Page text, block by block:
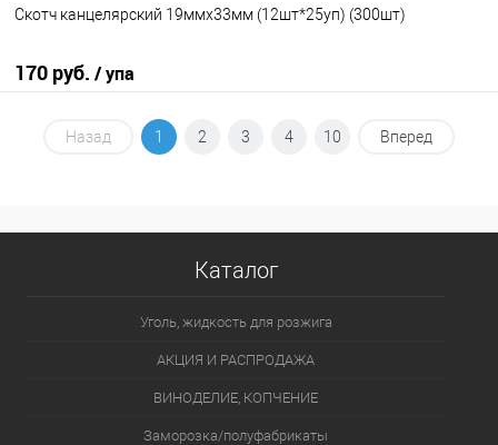
Скотч канцелярский 19ммх33мм (12шт*25уп) (300шт)
170 руб. / упа
В корзину
Назад 1 2 3 4 10 Вперед
Каталог
Уголь, жидкость для розжига
АКЦИЯ И РАСПРОДАЖА
ВИНОДЕЛИЕ, КОПЧЕНИЕ
Заморозка/полуфабрикаты